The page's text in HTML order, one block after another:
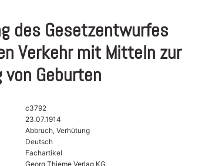
des Gesetzentwurfes
Verkehr mit Mitteln zur
Geburten
c3792
23.07.1914
Abbruch, Verhütung
Deutsch
Fachartikel
Georg Thieme Verlag KG